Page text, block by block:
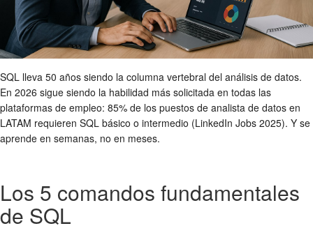
SQL lleva 50 años siendo la columna vertebral del análisis de datos.
En 2026 sigue siendo la habilidad más solicitada en todas las
plataformas de empleo: 85% de los puestos de analista de datos en
LATAM requieren SQL básico o intermedio (LinkedIn Jobs 2025). Y se
aprende en semanas, no en meses.
Los 5 comandos fundamentales
de SQL